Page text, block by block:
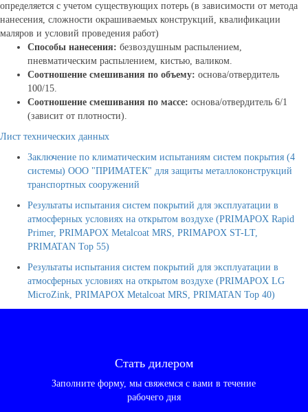
определяется с учетом существующих потерь (в зависимости от метода
нанесения, сложности окрашиваемых конструкций, квалификации
маляров и условий проведения работ)
Способы нанесения: безвоздушным распылением,
пневматическим распылением, кистью, валиком.
Соотношение смешивания по объему: основа/отвердитель
100/15.
Соотношение смешивания по массе: основа/отвердитель 6/1
(зависит от плотности).
Лист технических данных
Заключение по климатическим испытаниям систем покрытия (4
системы) ООО "ПРИМАТЕК" для защиты металлоконструкций
транспортных сооружений
Результаты испытания систем покрытий для эксплуатации в
атмосферных условиях на открытом воздухе (PRIMAPOX Rapid
Primer, PRIMAPOX Metalcoat MRS, PRIMAPOX ST-LT,
PRIMATAN Top 55)
Результаты испытания систем покрытий для эксплуатации в
атмосферных условиях на открытом воздухе (PRIMAPOX LG
MicroZink, PRIMAPOX Metalcoat MRS, PRIMATAN Top 40)
Стать дилером
Заполните форму, мы свяжемся с вами в течение
рабочего дня